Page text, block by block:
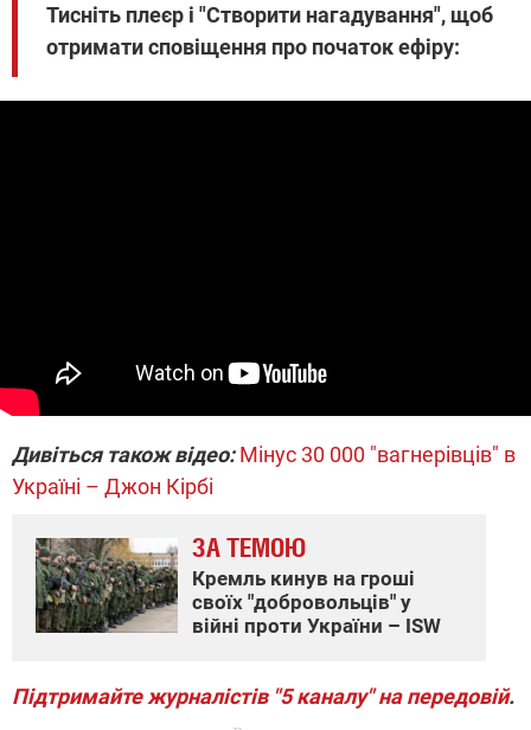
Тисніть плеєр і "Створити нагадування", щоб
отримати сповіщення про початок ефіру:
Дивіться також відео: Мінус 30 000 "вагнерівців" в
Україні – Джон Кірбі
ЗА ТЕМОЮ
Кремль кинув на гроші
своїх "добровольців" у
війні проти України – ISW
Підтримайте журналістів "5 каналу" на передовій.